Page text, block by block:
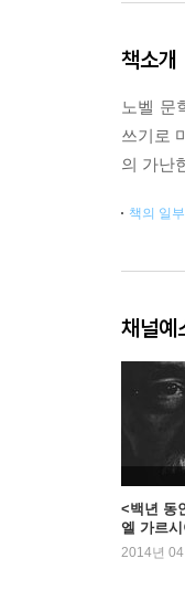
책소개
노벨 문
쓰기로
의 가난
책의 일
채널예
<백년 동
엘 가르시
2014년 04